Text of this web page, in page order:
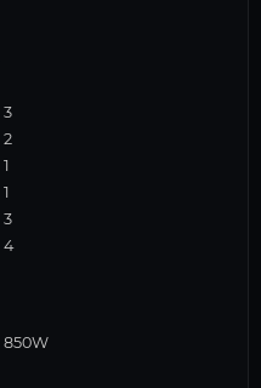
3
2
1
1
3
4
850W